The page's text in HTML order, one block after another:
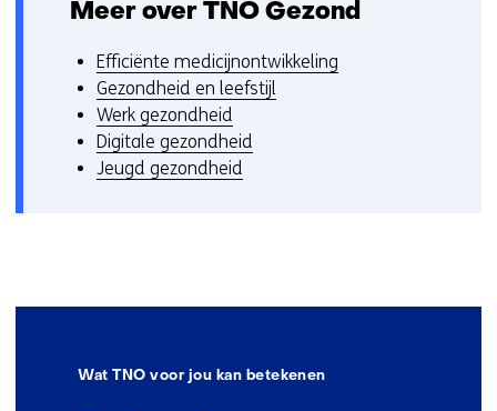
Meer over TNO Gezond
Efficiënte medicijnontwikkeling
Gezondheid en leefstijl
Werk gezondheid
Digitale gezondheid
Jeugd gezondheid
Wat TNO voor jou kan betekenen